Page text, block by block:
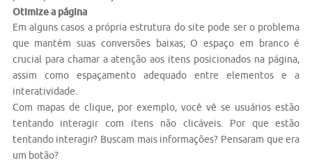
Otimize a página
Em alguns casos a própria estrutura do site pode ser o problema
que mantém suas conversões baixas; O espaço em branco é
crucial para chamar a atenção aos itens posicionados na página,
assim como espaçamento adequado entre elementos e a
interatividade.
Com mapas de clique, por exemplo, você vê se usuários estão
tentando interagir com itens não clicáveis. Por que estão
tentando interagir? Buscam mais informações? Pensaram que era
um botão?